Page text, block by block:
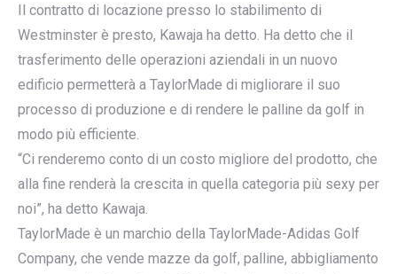
Il contratto di locazione presso lo stabilimento di
Westminster è presto, Kawaja ha detto. Ha detto che il
trasferimento delle operazioni aziendali in un nuovo
edificio permetterà a TaylorMade di migliorare il suo
processo di produzione e di rendere le palline da golf in
modo più efficiente.
“Ci renderemo conto di un costo migliore del prodotto, che
alla fine renderà la crescita in quella categoria più sexy per
noi”, ha detto Kawaja.
TaylorMade è un marchio della TaylorMade-Adidas Golf
Company, che vende mazze da golf, palline, abbigliamento